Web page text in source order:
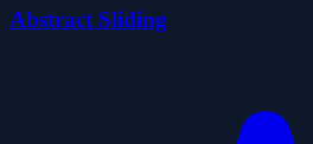
Abstract Sliding